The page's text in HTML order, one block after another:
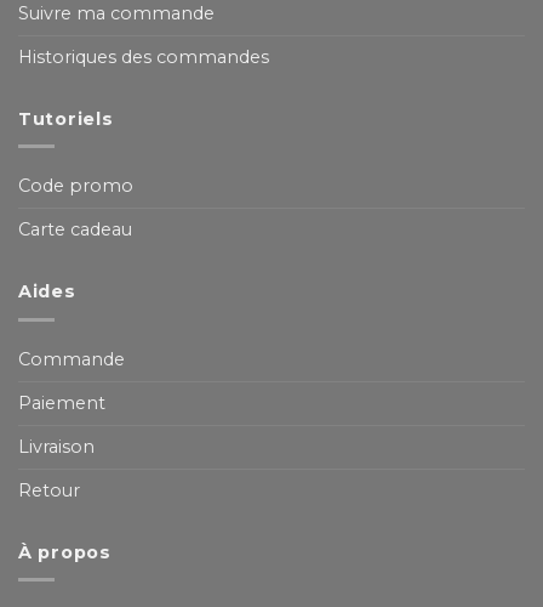
Suivre ma commande
Historiques des commandes
Tutoriels
Code promo
Carte cadeau
Aides
Commande
Paiement
Livraison
Retour
À propos